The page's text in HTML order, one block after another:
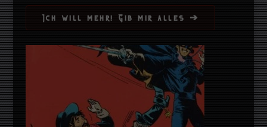
Ich will mehr! Gib mir alles ➔